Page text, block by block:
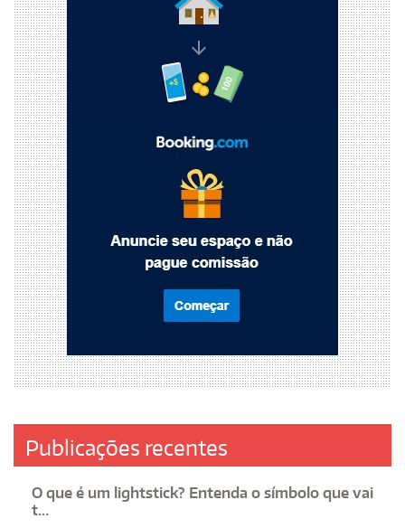
Publicações recentes
O que é um lightstick? Entenda o símbolo que vai
t...